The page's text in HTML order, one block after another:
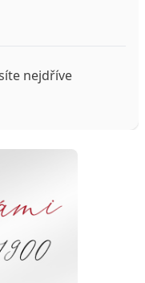
nejdříve